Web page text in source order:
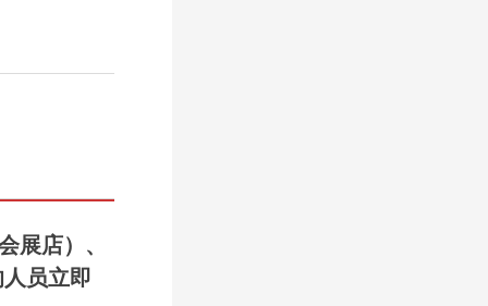
展店）、
员立即